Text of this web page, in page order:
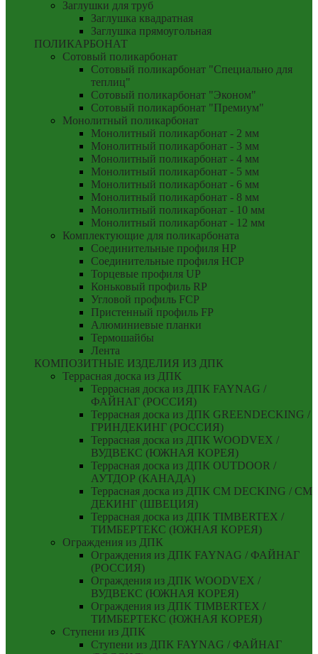
Заглушки для труб
Заглушка квадратная
Заглушка прямоугольная
ПОЛИКАРБОНАТ
Сотовый поликарбонат
Сотовый поликарбонат "Специально для
теплиц"
Сотовый поликарбонат "Эконом"
Сотовый поликарбонат "Премиум"
Монолитный поликарбонат
Монолитный поликарбонат - 2 мм
Монолитный поликарбонат - 3 мм
Монолитный поликарбонат - 4 мм
Монолитный поликарбонат - 5 мм
Монолитный поликарбонат - 6 мм
Монолитный поликарбонат - 8 мм
Монолитный поликарбонат - 10 мм
Монолитный поликарбонат - 12 мм
Комплектующие для поликарбоната
Соединительные профиля HP
Соединительные профиля HCP
Торцевые профиля UP
Коньковый профиль RP
Угловой профиль FCP
Пристенный профиль FP
Алюминиевые планки
Термошайбы
Лента
КОМПОЗИТНЫЕ ИЗДЕЛИЯ ИЗ ДПК
Террасная доска из ДПК
Террасная доска из ДПК FAYNAG /
ФАЙНАГ (РОССИЯ)
Террасная доска из ДПК GREENDECKING /
ГРИНДЕКИНГ (РОССИЯ)
Террасная доска из ДПК WOODVEX /
ВУДВЕКС (ЮЖНАЯ КОРЕЯ)
Террасная доска из ДПК OUTDOOR /
АУТДОР (КАНАДА)
Террасная доска из ДПК CM DECKING / СМ
ДЕКИНГ (ШВЕЦИЯ)
Террасная доска из ДПК TIMBERTEX /
ТИМБЕРТЕКС (ЮЖНАЯ КОРЕЯ)
Ограждения из ДПК
Ограждения из ДПК FAYNAG / ФАЙНАГ
(РОССИЯ)
Ограждения из ДПК WOODVEX /
ВУДВЕКС (ЮЖНАЯ КОРЕЯ)
Ограждения из ДПК TIMBERTEX /
ТИМБЕРТЕКС (ЮЖНАЯ КОРЕЯ)
Ступени из ДПК
Ступени из ДПК FAYNAG / ФАЙНАГ